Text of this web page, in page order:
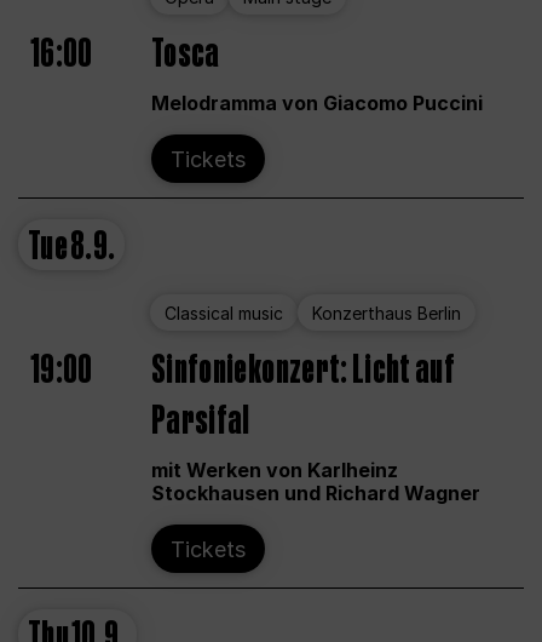
16:00 Tosca
Melodramma von Giacomo Puccini
Tickets
Tue8.9.
Classical music Konzerthaus Berlin
19:00
Sinfoniekonzert: Licht auf
Parsifal
mit Werken von Karlheinz
Stockhausen und Richard Wagner
Tickets